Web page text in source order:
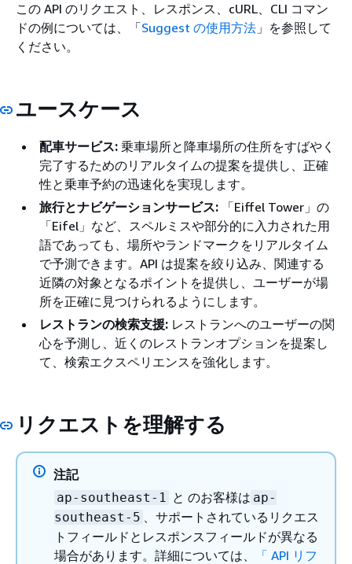
この API のリクエスト、レスポンス、cURL、CLI コマン
ドの例については、「Suggest の使用方法 」を参照して
ください。
ユースケース
配車サービス: 乗車場所と降車場所の住所をすばやく
完了するためのリアルタイムの提案を提供し、正確
性と乗車予約の迅速化を実現します。
旅行とナビゲーションサービス: 「Eiffel Tower」の
「Eifel」など、スペルミスや部分的に入力された用
語であっても、場所やランドマークをリアルタイム
で予測できます。API は提案を絞り込み、関連する
近隣の対象となるポイントを提供し、ユーザーが場
所を正確に見つけられるようにします。
レストランの検索支援: レストランへのユーザーの関
心を予測し、近くのレストランオプションを提案し
て、検索エクスペリエンスを強化します。
リクエストを理解する
注記
ap-southeast-1 と のお客様は ap-
southeast-5 、サポートされているリクエス
トフィールドとレスポンスフィールドが異なる
場合があります。詳細については、
「 API リフ